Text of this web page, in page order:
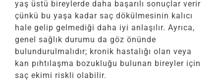
yaş üstü bireylerde daha başarılı sonuçlar verir
çünkü bu yaşa kadar saç dökülmesinin kalıcı
hale gelip gelmediği daha iyi anlaşılır. Ayrıca,
genel sağlık durumu da göz önünde
bulundurulmalıdır; kronik hastalığı olan veya
kan pıhtılaşma bozukluğu bulunan bireyler için
saç ekimi riskli olabilir.